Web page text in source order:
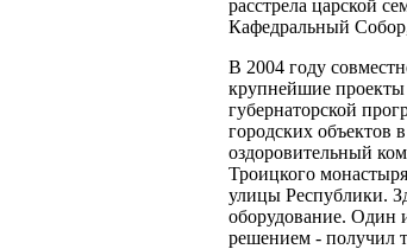
расстрела царской
Кафедральный
В 2004 году
крупнейшие
губернаторской
городских объектов
оздоровительный
Троицкого
улицы Республики.
оборудование. Один
решением - получил